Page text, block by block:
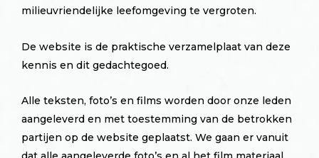
milieuvriendelijke leefomgeving te vergroten.
De website is de praktische verzamelplaat van deze
kennis en dit gedachtegoed.
Alle teksten, foto’s en films worden door onze leden
aangeleverd en met toestemming van de betrokken
partijen op de website geplaatst. We gaan er vanuit